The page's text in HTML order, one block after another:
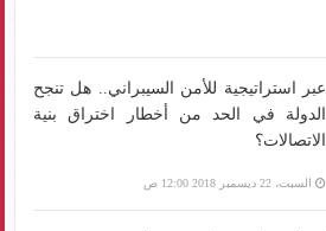
عبر استراتيجية للأمن السيبراني.. هل تنجح
الدولة في الحد من أخطار اختراق بنية
الاتصالات؟
السبت، 22 ديسمبر 2018 12:00 ص